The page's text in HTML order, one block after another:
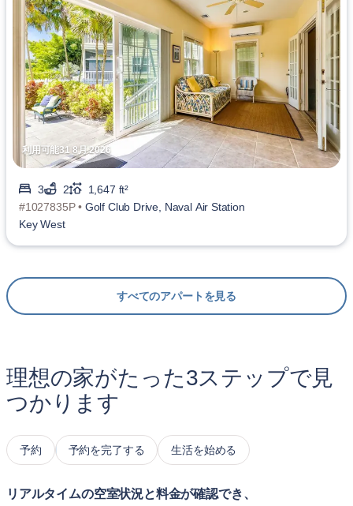
利用可能31 8月 2026
3 2
1,647 ft²
#1027835P • Golf Club Drive, Naval Air Station
Key West
すべてのアパートを見る
理想の家がたった3ステップで見
つかります
予約 予約を完了する 生活を始める
リアルタイムの空室状況と料金が確認でき、